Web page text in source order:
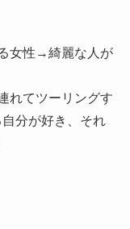
女性→綺麗な人が
れてツーリングす
分が好き、それ